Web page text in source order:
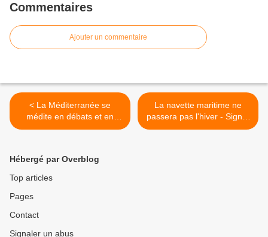
Commentaires
Ajouter un commentaire
< La Méditerranée se
médite en débats et en
musiques
La navette maritime ne
passera pas l'hiver - Signer
la pétition >
Hébergé par Overblog
Top articles
Pages
Contact
Signaler un abus